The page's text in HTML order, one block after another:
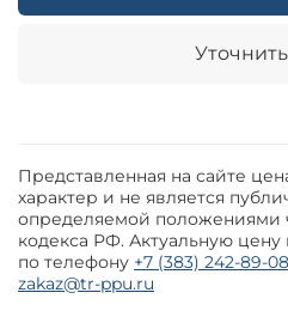
Представленная на сайте
характер и не является
определяемой положениями
кодекса РФ. Актуальную
по телефону +7 (383) 242-89-08
zakaz@tr-ppu.ru